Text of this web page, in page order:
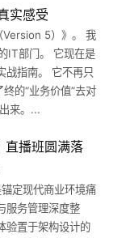
实感受
5）》。 我
IT部门。 它现在是
战指南。 它不再只
的“业务价值”去对
来。...
播班圆满落
定现代商业环境痛
服务管理深度整
验置于架构设计的